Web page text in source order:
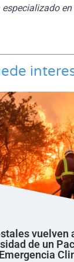
vuelven
de un